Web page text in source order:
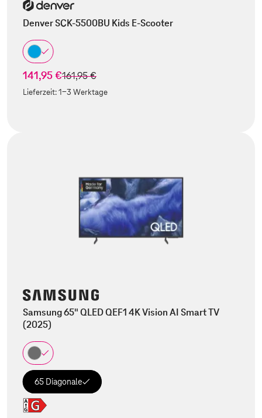
Denver SCK-5500BU Kids E-Scooter
141,95 €statt
161,95 €
Lieferzeit:1-3 Werktage
Samsung 65" QLED QEF1 4K Vision AI Smart TV
(2025)
65 Diagonale